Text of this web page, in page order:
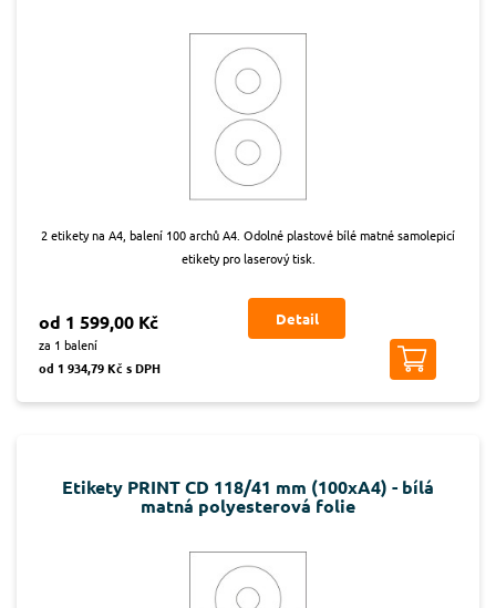
2 etikety na A4, balení 100 archů A4. Odolné plastové bílé matné samolepicí
etikety pro laserový tisk.
od 1 599,00 Kč
za 1 balení
od 1 934,79 Kč s DPH
Detail
Etikety PRINT CD 118/41 mm (100xA4) - bílá
matná polyesterová folie